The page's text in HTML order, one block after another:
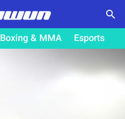
search
Boxing & MMA Esports